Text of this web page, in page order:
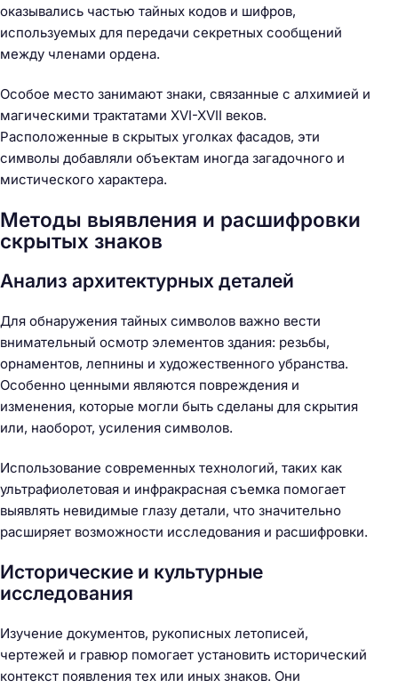
оказывались частью тайных кодов и шифров,
используемых для передачи секретных сообщений
между членами ордена.
Особое место занимают знаки, связанные с алхимией и
магическими трактатами XVI-XVII веков.
Расположенные в скрытых уголках фасадов, эти
символы добавляли объектам иногда загадочного и
мистического характера.
Методы выявления и расшифровки
скрытых знаков
Анализ архитектурных деталей
Для обнаружения тайных символов важно вести
внимательный осмотр элементов здания: резьбы,
орнаментов, лепнины и художественного убранства.
Особенно ценными являются повреждения и
изменения, которые могли быть сделаны для скрытия
или, наоборот, усиления символов.
Использование современных технологий, таких как
ультрафиолетовая и инфракрасная съемка помогает
выявлять невидимые глазу детали, что значительно
расширяет возможности исследования и расшифровки.
Исторические и культурные
исследования
Изучение документов, рукописных летописей,
чертежей и гравюр помогает установить исторический
контекст появления тех или иных знаков. Они
Н
й
т
и
: